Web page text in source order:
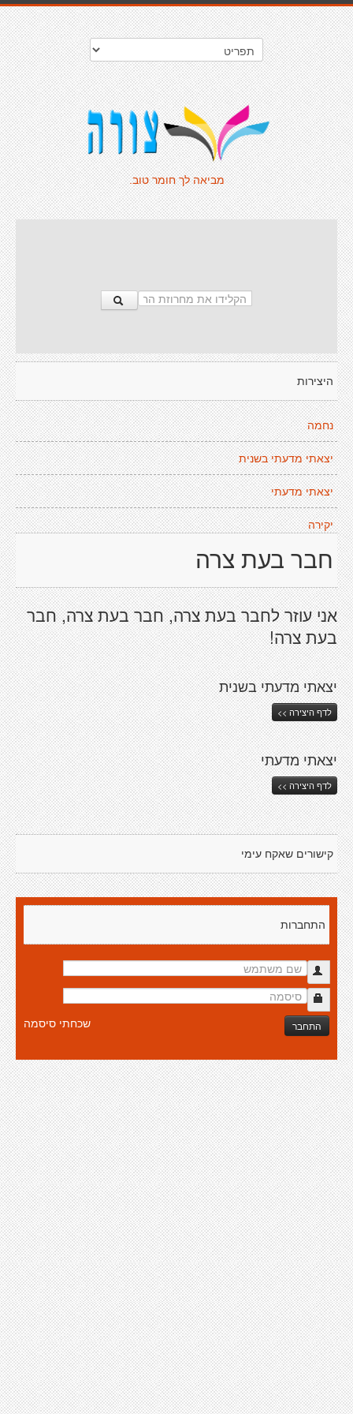
מביאה לך חומר טוב.
היצירות
נחמה
יצאתי מדעתי בשנית
יצאתי מדעתי
יקירה
חבר בעת צרה
אני עוזר לחבר בעת צרה, חבר בעת צרה, חבר
בעת צרה!
יצאתי מדעתי בשנית
לדף היצירה >>
יצאתי מדעתי
לדף היצירה >>
קישורים שאקח עימי
התחברות
התחבר שכחתי סיסמה